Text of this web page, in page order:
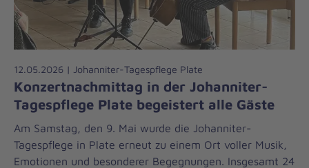
12.05.2026 | Johanniter-Tagespflege Plate
Konzertnachmittag in der Johanniter-
Tagespflege Plate begeistert alle Gäste
Am Samstag, den 9. Mai wurde die Johanniter-
Tagespflege in Plate erneut zu einem Ort voller Musik,
Emotionen und besonderer Begegnungen. Insgesamt 24